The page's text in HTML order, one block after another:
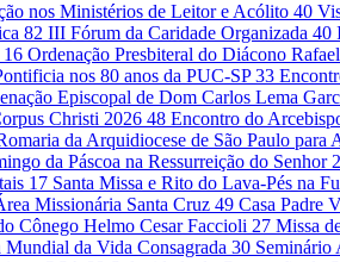
nos Ministérios de Leitor e Acólito 40
82 III Fórum da Caridade Organizada 40
16 Ordenação Presbiteral do Diácono
nos 80 anos da PUC-SP33
Episcopal de Dom Carlos Lema
Christi 2026 48 Encontro do
da Arquidiocese de São Paulo para
da Páscoa na Ressurreição do Senhor
17 Santa Missa e Rito do Lava-Pés na
Missionária Santa Cruz 49 Casa Padre
Cônego Helmo Cesar Faccioli 27 Missa
Mundial da Vida Consagrada 30 Seminário